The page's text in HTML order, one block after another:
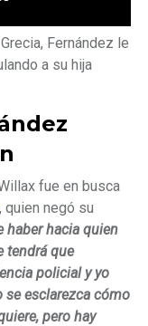
Fernández le
a su hija
fue en busca
, quien negó su
haber hacia quien
tendrá que
policial y yo
se esclarezca cómo
pero hay